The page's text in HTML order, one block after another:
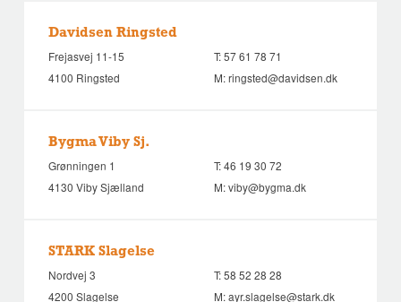
Davidsen Ringsted
Frejasvej 11-15
4100 Ringsted
T:57 61 78 71
M:ringsted@davidsen.dk
Bygma Viby Sj.
Grønningen 1
4130 Viby Sjælland
T:46 19 30 72
M:viby@bygma.dk
STARK Slagelse
Nordvej 3
4200 Slagelse
T:58 52 28 28
M:ayr.slagelse@stark.dk